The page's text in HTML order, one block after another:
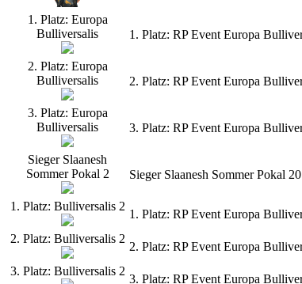
1. Platz: Europa
Bulliversalis
1. Platz: RP Event Europa
2. Platz: Europa
Bulliversalis
2. Platz: RP Event Europa
3. Platz: Europa
Bulliversalis
3. Platz: RP Event Europa
Sieger Slaanesh
Sommer Pokal 2
Sieger Slaanesh Sommer Pokal
1. Platz: Bulliversalis 2
1. Platz: RP Event Europa
2. Platz: Bulliversalis 2
2. Platz: RP Event Europa
3. Platz: Bulliversalis 2
3. Platz: RP Event Europa